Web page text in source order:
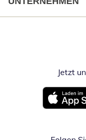
Jetzt
Öffnet in